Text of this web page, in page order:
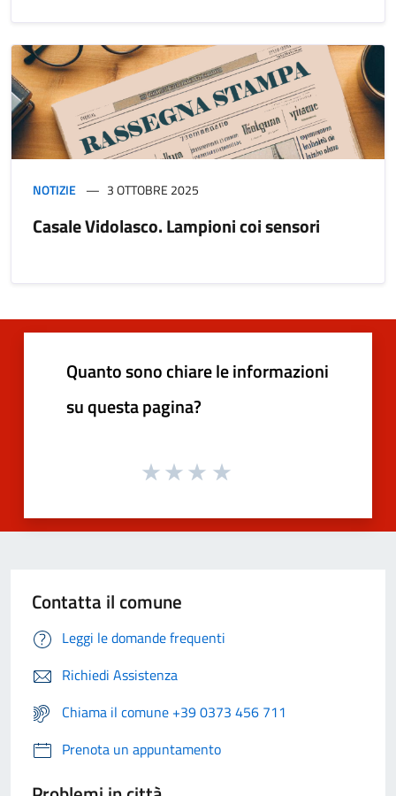
NOTIZIE 3 OTTOBRE 2025
Casale Vidolasco. Lampioni coi sensori
Quanto sono chiare le informazioni
su questa pagina?
Contatta il comune
Leggi le domande frequenti
Richiedi Assistenza
Chiama il comune +39 0373 456 711
Prenota un appuntamento